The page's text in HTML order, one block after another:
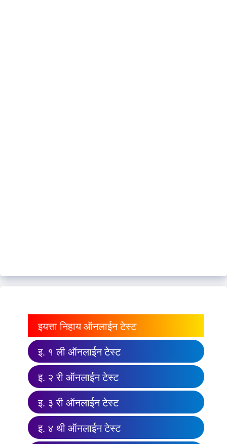
इयत्ता निहाय ऑनलाईन टेस्ट
इ. १ ली ऑनलाईन टेस्ट
इ. २ री ऑनलाईन टेस्ट
इ. ३ री ऑनलाईन टेस्ट
इ. ४ थी ऑनलाईन टेस्ट